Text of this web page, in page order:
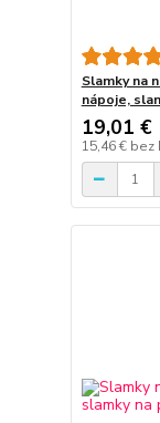
Slamky na
nápoje,
19,01 €
15,46 € bez